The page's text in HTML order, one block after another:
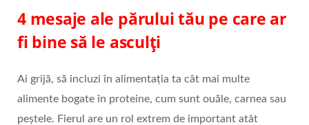
4 mesaje ale părului tău pe care ar
fi bine să le asculți
Ai grijă, să incluzi în alimentația ta cât mai multe
alimente bogate în proteine, cum sunt ouăle, carnea sau
peștele. Fierul are un rol extrem de important atât